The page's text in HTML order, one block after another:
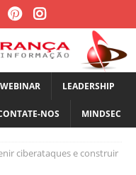
WEBINAR LEADERSHIP
NOS MINDSEC
ciberataques e construir